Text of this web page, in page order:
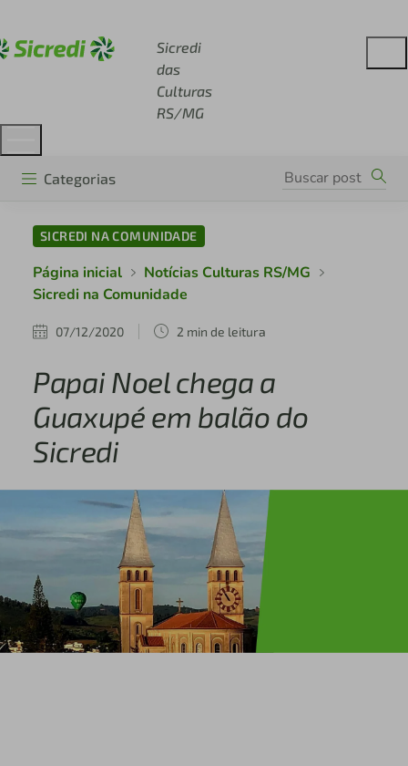
Sicredi
das
Culturas
RS/MG
Categorias
SICREDI NA COMUNIDADE
Página inicial
Notícias Culturas RS/MG
Sicredi na Comunidade
07/12/2020 2 min de leitura
Papai Noel chega a
Guaxupé em balão do
Sicredi